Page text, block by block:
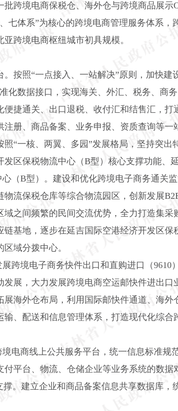
批跨境电商保税仓、海外仓与跨境商品展示
七体系”为核心的跨境电商管理服务体系
跨境电商枢纽城市初具规模。
按照“一点接入、一站解决”原则，加快
化数据接口，实现海关、外汇、税务、商
捷通关、出口退税、收付汇和结售汇，
册、商品备案、业务申报、资质查询等一
照“一核、两翼、多园”发展格局，坚持突
发区保税物流中心（B型）核心支撑功能、
（B型）。建设和优化跨境电子商务通关
流保税仓库等综合物流园区，创新发展
之间频繁的民间交流优势，全力打造集
基地，逐步在延吉国际空港经济开发区保
域分拨中心。
跨境电子商务快件出口和直购进口（9610
展，大力发展跨境电商空运邮快件进出
海外仓布局，利用国际邮快件通道、海
、配送和信息管理体系，打造现代化综合
电商线上公共服务平台，统一信息标准规
平台、物流、仓储企业等业务系统的数据
。建立企业和商品备案信息共享数据库